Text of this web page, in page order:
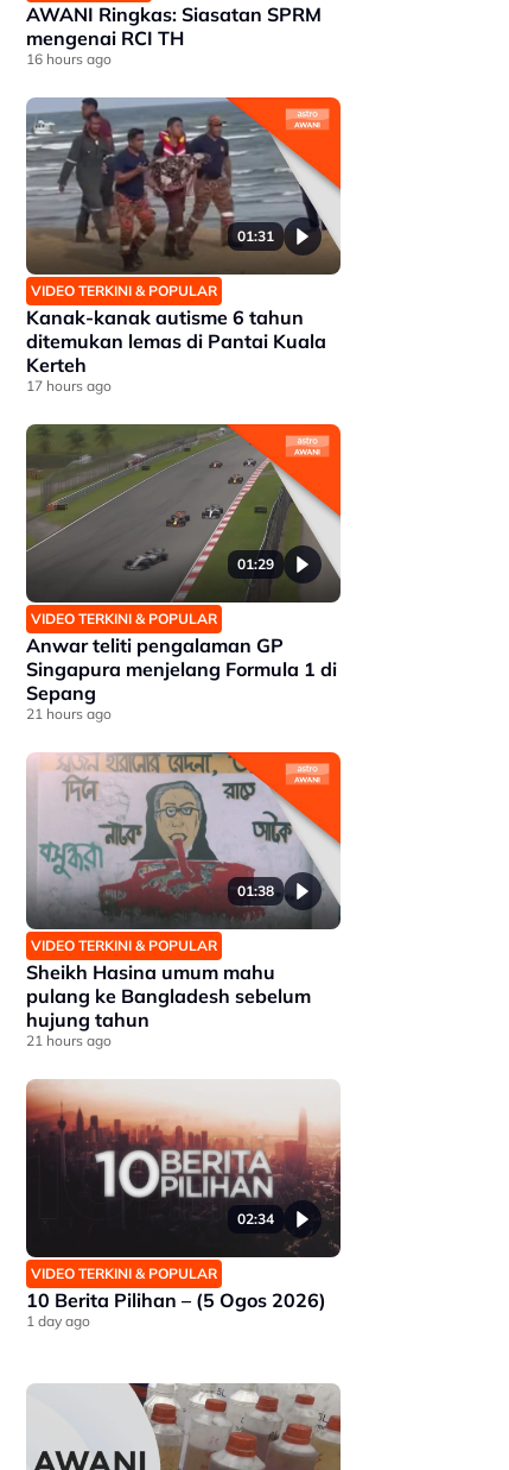
AWANI Ringkas: Siasatan SPRM
mengenai RCI TH
16 hours ago
01:31
VIDEO TERKINI & POPULAR
Kanak-kanak autisme 6 tahun
ditemukan lemas di Pantai Kuala
Kerteh
17 hours ago
01:29
VIDEO TERKINI & POPULAR
Anwar teliti pengalaman GP
Singapura menjelang Formula 1 di
Sepang
21 hours ago
01:38
VIDEO TERKINI & POPULAR
Sheikh Hasina umum mahu
pulang ke Bangladesh sebelum
hujung tahun
21 hours ago
02:34
VIDEO TERKINI & POPULAR
10 Berita Pilihan – (5 Ogos 2026)
1 day ago